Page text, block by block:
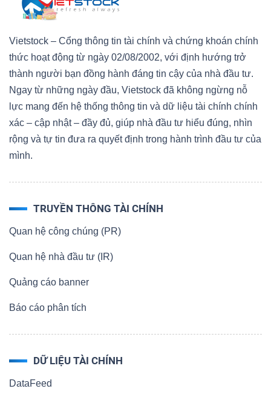
Vietstock – Cổng thông tin tài chính và chứng khoán chính
thức hoạt động từ ngày 02/08/2002, với định hướng trở
thành người bạn đồng hành đáng tin cậy của nhà đầu tư.
Ngay từ những ngày đầu, Vietstock đã không ngừng nỗ
lực mang đến hệ thống thông tin và dữ liệu tài chính chính
xác – cập nhật – đầy đủ, giúp nhà đầu tư hiểu đúng, nhìn
rộng và tự tin đưa ra quyết định trong hành trình đầu tư của
mình.
TRUYỀN THÔNG TÀI CHÍNH
Quan hệ công chúng (PR)
Quan hệ nhà đầu tư (IR)
Quảng cáo banner
Báo cáo phân tích
DỮ LIỆU TÀI CHÍNH
DataFeed